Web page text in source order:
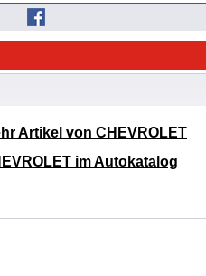
Artikel von CHEVROLET
im Autokatalog